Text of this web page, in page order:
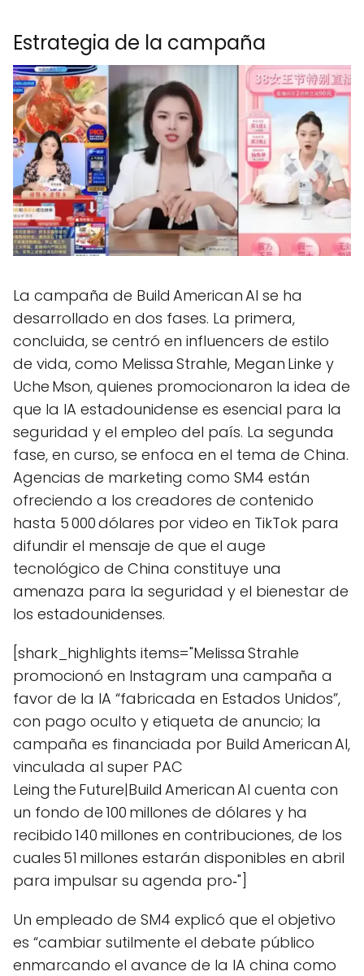
Estrategia de la campaña
La campaña de Build American AI se ha
desarrollado en dos fases. La primera,
concluida, se centró en influencers de estilo
de vida, como Melissa Strahle, Megan Linke y
Uche Mson, quienes promocionaron la idea de
que la IA estadounidense es esencial para la
seguridad y el empleo del país. La segunda
fase, en curso, se enfoca en el tema de China.
Agencias de marketing como SM4 están
ofreciendo a los creadores de contenido
hasta 5 000 dólares por video en TikTok para
difundir el mensaje de que el auge
tecnológico de China constituye una
amenaza para la seguridad y el bienestar de
los estadounidenses.
[shark_highlights items="Melissa Strahle
promocionó en Instagram una campaña a
favor de la IA “fabricada en Estados Unidos”,
con pago oculto y etiqueta de anuncio; la
campaña es financiada por Build American AI,
vinculada al super PAC
Leing the Future|Build American AI cuenta con
un fondo de 100 millones de dólares y ha
recibido 140 millones en contribuciones, de los
cuales 51 millones estarán disponibles en abril
para impulsar su agenda pro‑"]
Un empleado de SM4 explicó que el objetivo
es “cambiar sutilmente el debate público
enmarcando el avance de la IA china como